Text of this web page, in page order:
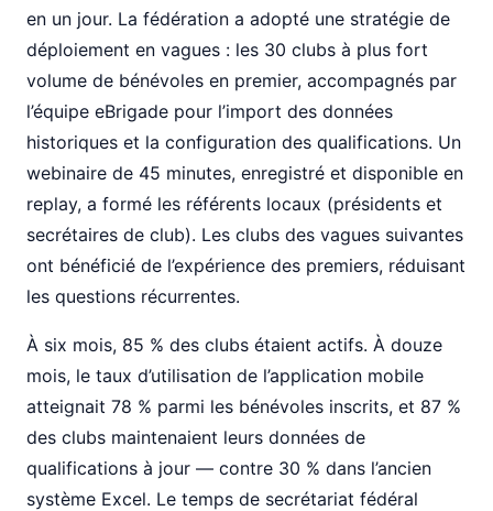
en un jour. La fédération a adopté une stratégie de
déploiement en vagues : les 30 clubs à plus fort
volume de bénévoles en premier, accompagnés par
l’équipe eBrigade pour l’import des données
historiques et la configuration des qualifications. Un
webinaire de 45 minutes, enregistré et disponible en
replay, a formé les référents locaux (présidents et
secrétaires de club). Les clubs des vagues suivantes
ont bénéficié de l’expérience des premiers, réduisant
les questions récurrentes.
À six mois, 85 % des clubs étaient actifs. À douze
mois, le taux d’utilisation de l’application mobile
atteignait 78 % parmi les bénévoles inscrits, et 87 %
des clubs maintenaient leurs données de
qualifications à jour — contre 30 % dans l’ancien
système Excel. Le temps de secrétariat fédéral